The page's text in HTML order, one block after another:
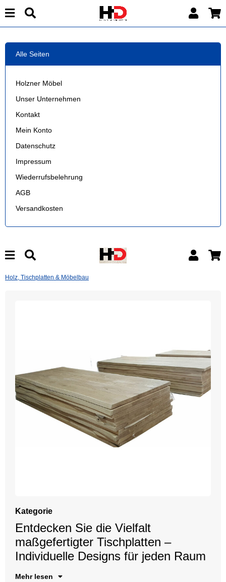
Alle Seiten
Holzner Möbel
Unser Unternehmen
Kontakt
Mein Konto
Datenschutz
Impressum
Wiederrufsbelehrung
AGB
Versandkosten
Holz, Tischplatten & Möbelbau
Kategorie
Entdecken Sie die Vielfalt
maßgefertigter Tischplatten –
Individuelle Designs für jeden Raum
Mehr lesen